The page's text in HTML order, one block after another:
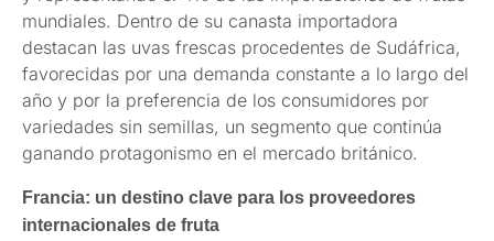
mundiales. Dentro de su canasta importadora
destacan las uvas frescas procedentes de Sudáfrica,
favorecidas por una demanda constante a lo largo del
año y por la preferencia de los consumidores por
variedades sin semillas, un segmento que continúa
ganando protagonismo en el mercado británico.
Francia: un destino clave para los proveedores
internacionales de fruta